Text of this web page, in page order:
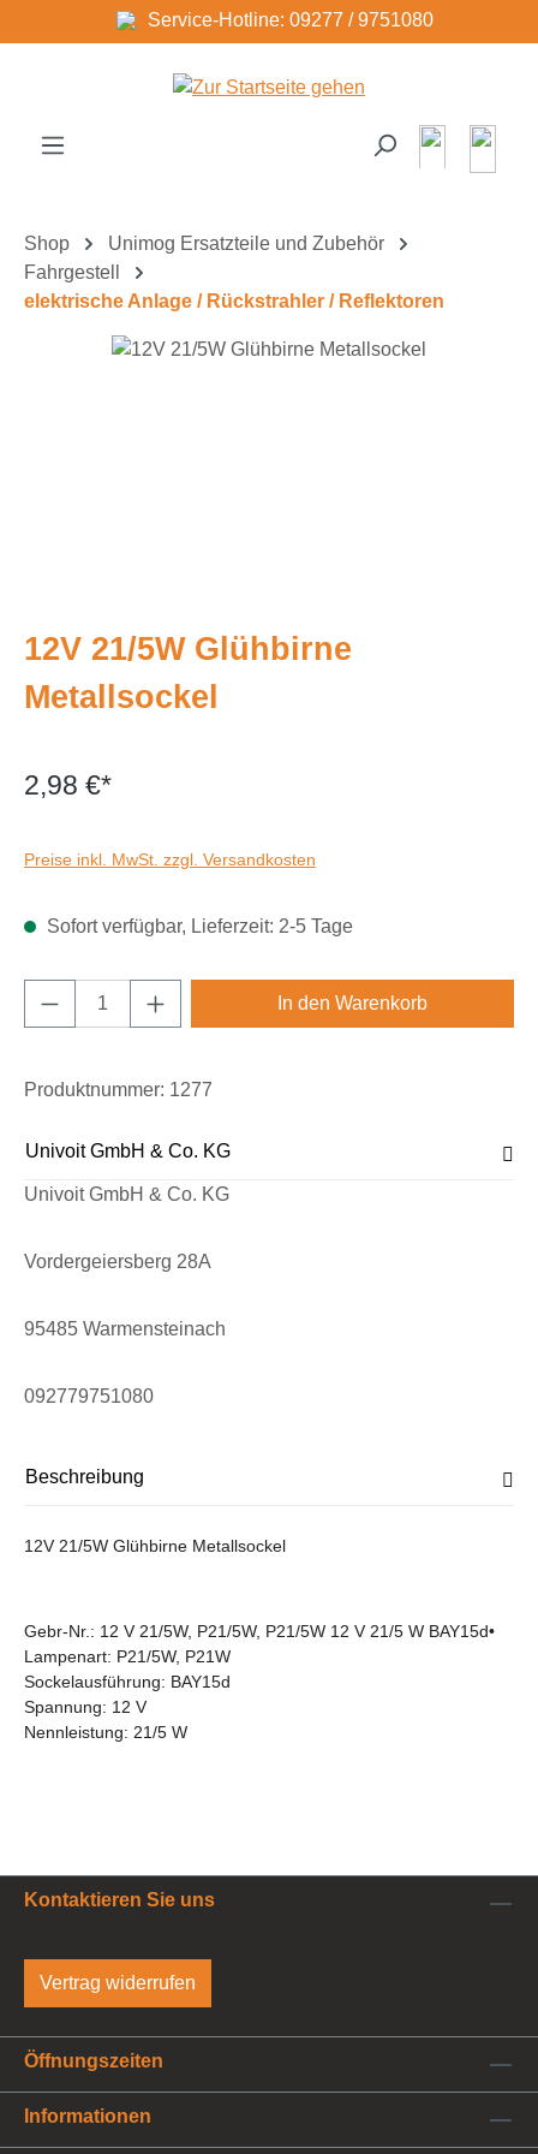
Zum Hauptinhalt springenService-Hotline: 09277 / 9751080
Shop
Unimog Ersatzteile und Zubehör
Fahrgestell
elektrische Anlage / Rückstrahler / Reflektoren
Bildergalerie überspringen
12V 21/5W Glühbirne
Metallsockel
2,98 €*
Preise inkl. MwSt. zzgl. Versandkosten
Sofort verfügbar, Lieferzeit: 2-5 Tage
Produkt Anzahl: Gib den gewünschten
In den Warenkorb
Produktnummer: 1277
Univoit GmbH & Co. KG
Univoit GmbH & Co. KG
Vordergeiersberg 28A
95485 Warmensteinach
092779751080
Beschreibung
12V 21/5W Glühbirne Metallsockel
Gebr-Nr.: 12 V 21/5W, P21/5W, P21/5W 12 V 21/5 W BAY15d•
Lampenart: P21/5W, P21W
Sockelausführung: BAY15d
Spannung: 12 V
Nennleistung: 21/5 W
Kontaktieren Sie uns
Vertrag widerrufen
Öffnungszeiten
Informationen